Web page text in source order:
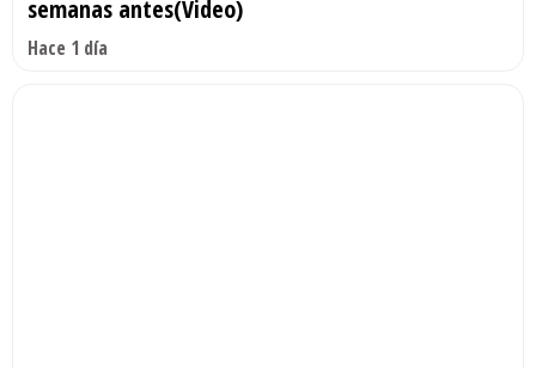
semanas antes(Video)
Hace 1 día